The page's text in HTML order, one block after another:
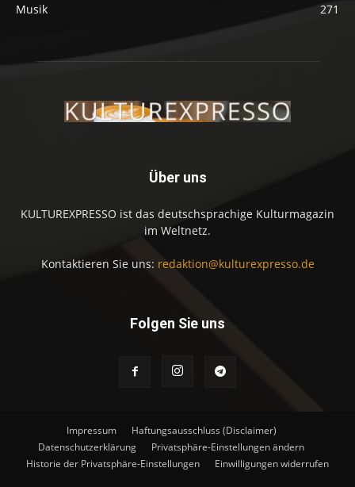
Musik
271
Über uns
KULTUREXPRESSO ist das deutschsprachige Kulturmagazin
im Weltnetz.
Kontaktieren Sie uns: redaktion@kulturexpresso.de
Folgen Sie uns
Impressum
Haftungsausschluss (Disclaimer)
Datenschutzerklärung
Privatsphäre-Einstellungen ändern
Historie der Privatsphäre-Einstellungen
Einwilligungen widerrufen